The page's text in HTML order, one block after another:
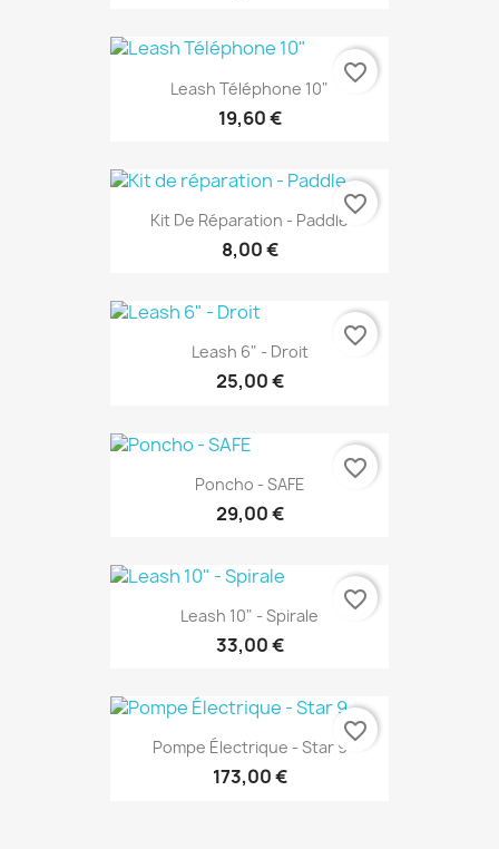
Leash Téléphone 10"
19,60 €
favorite_border
Kit De Réparation - Paddle
8,00 €
favorite_border
Leash 6" - Droit
25,00 €
favorite_border
Poncho - SAFE
29,00 €
favorite_border
Leash 10" - Spirale
33,00 €
favorite_border
Pompe Électrique - Star 9
173,00 €
favorite_border